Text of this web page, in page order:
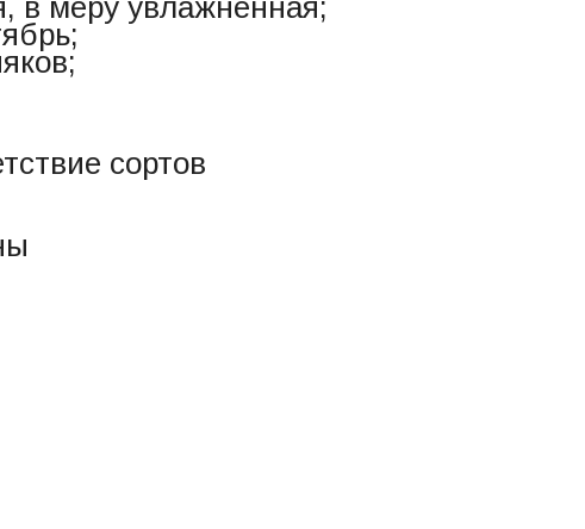
в меру увлажненная;
сортов